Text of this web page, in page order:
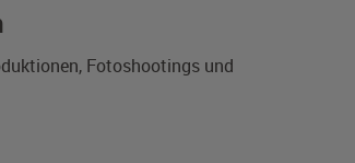
Fotoshootings und